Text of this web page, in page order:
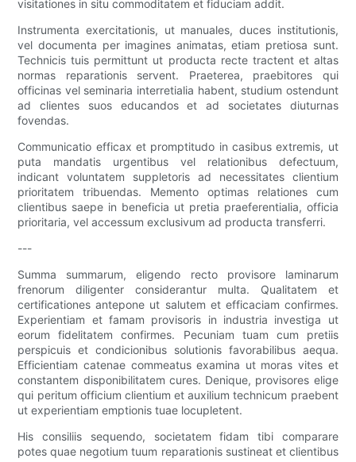
visitationes in situ commoditatem et fiduciam addit.
Instrumenta exercitationis, ut manuales, duces institutionis,
vel documenta per imagines animatas, etiam pretiosa sunt.
Technicis tuis permittunt ut producta recte tractent et altas
normas reparationis servent. Praeterea, praebitores qui
officinas vel seminaria interretialia habent, studium ostendunt
ad clientes suos educandos et ad societates diuturnas
fovendas.
Communicatio efficax et promptitudo in casibus extremis, ut
puta mandatis urgentibus vel relationibus defectuum,
indicant voluntatem suppletoris ad necessitates clientium
prioritatem tribuendas. Memento optimas relationes cum
clientibus saepe in beneficia ut pretia praeferentialia, officia
prioritaria, vel accessum exclusivum ad producta transferri.
---
Summa summarum, eligendo recto provisore laminarum
frenorum diligenter considerantur multa. Qualitatem et
certificationes antepone ut salutem et efficaciam confirmes.
Experientiam et famam provisoris in industria investiga ut
eorum fidelitatem confirmes. Pecuniam tuam cum pretiis
perspicuis et condicionibus solutionis favorabilibus aequa.
Efficientiam catenae commeatus examina ut moras vites et
constantem disponibilitatem cures. Denique, provisores elige
qui peritum officium clientium et auxilium technicum praebent
ut experientiam emptionis tuae locupletent.
His consiliis sequendo, societatem fidam tibi comparare
potes quae negotium tuum reparationis sustineat et clientibus